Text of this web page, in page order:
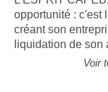
L'ESPRIT
opportunité : c'est
créant son